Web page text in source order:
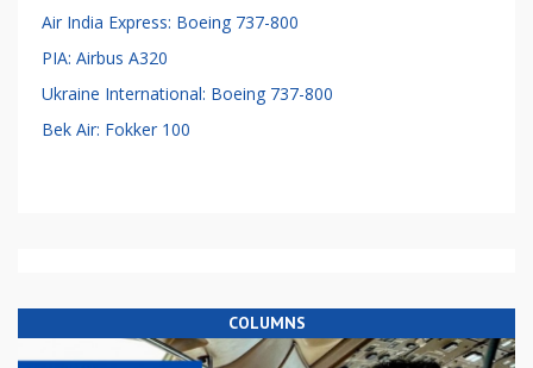
Air India Express: Boeing 737-800
PIA: Airbus A320
Ukraine International: Boeing 737-800
Bek Air: Fokker 100
COLUMNS